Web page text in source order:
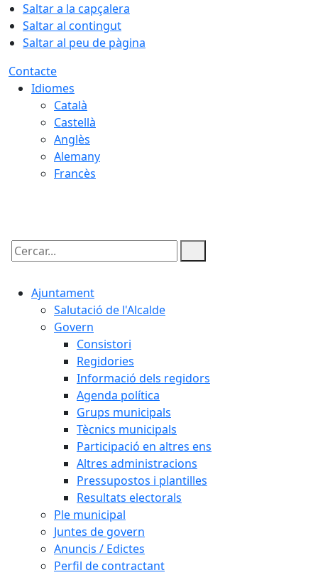
Saltar a la capçalera
Saltar al contingut
Saltar al peu de pàgina
Contacte
Idiomes
Català
Castellà
Anglès
Alemany
Francès
Cercar:
Ajuntament
Salutació de l'Alcalde
Govern
Consistori
Regidories
Informació dels regidors
Agenda política
Grups municipals
Tècnics municipals
Participació en altres ens
Altres administracions
Pressupostos i plantilles
Resultats electorals
Ple municipal
Juntes de govern
Anuncis / Edictes
Perfil de contractant